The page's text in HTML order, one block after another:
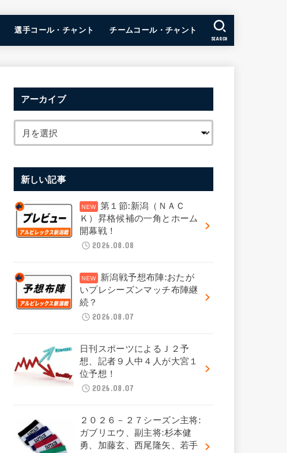
選手コール・チャント チームコール・チャント
SEARCH
アーカイブ
新しい記事
第１節:新潟（ＮＡＣ
Ｋ）昇格候補の一角とホーム
開幕戦！
2026.08.08
新潟戦予想布陣:おたが
いプレシーズンマッチ布陣継
続？
2026.08.07
日刊スポーツによるＪ２予
想、記者９人中４人が大宮１
位予想！
2026.08.07
２０２６－２７シーズン主将:
ガブリエウ、副主将:杉本健
勇、加藤玄、西尾隆矢、若手